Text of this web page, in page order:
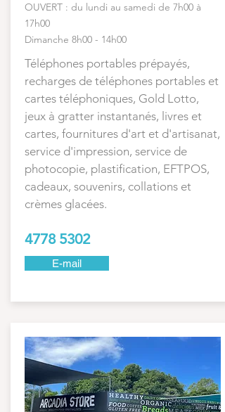
OUVERT : du lundi au samedi de 7h00 à
17h00
Dimanche 8h00 - 14h00
Téléphones portables prépayés,
recharges de téléphones portables et
cartes téléphoniques, Gold Lotto,
jeux à gratter instantanés, livres et
cartes, fournitures d'art et d'artisanat,
service d'impression, service de
photocopie, plastification, EFTPOS,
cadeaux, souvenirs, collations et
crèmes glacées.
4778 5302
E-mail